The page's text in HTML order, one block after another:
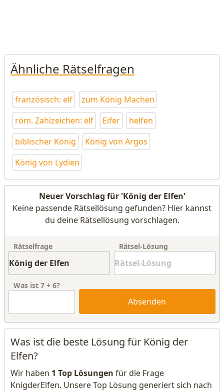
Ähnliche Rätselfragen
französisch: elf
zum König Machen
röm. Zahlzeichen: elf
Eifer
helfen
biblischer König
König von Argos
König von Lydien
Neuer Vorschlag für 'König der Elfen'
Keine passende Rätsellösung gefunden? Hier kannst
du deine Rätsellösung vorschlagen.
Rätselfrage Rätsel-Lösung
Was ist 7 + 6?
Absenden
Was ist die beste Lösung für König der
Elfen?
Wir haben 1 Top Lösungen für die Frage
KnigderElfen. Unsere Top Lösung generiert sich nach